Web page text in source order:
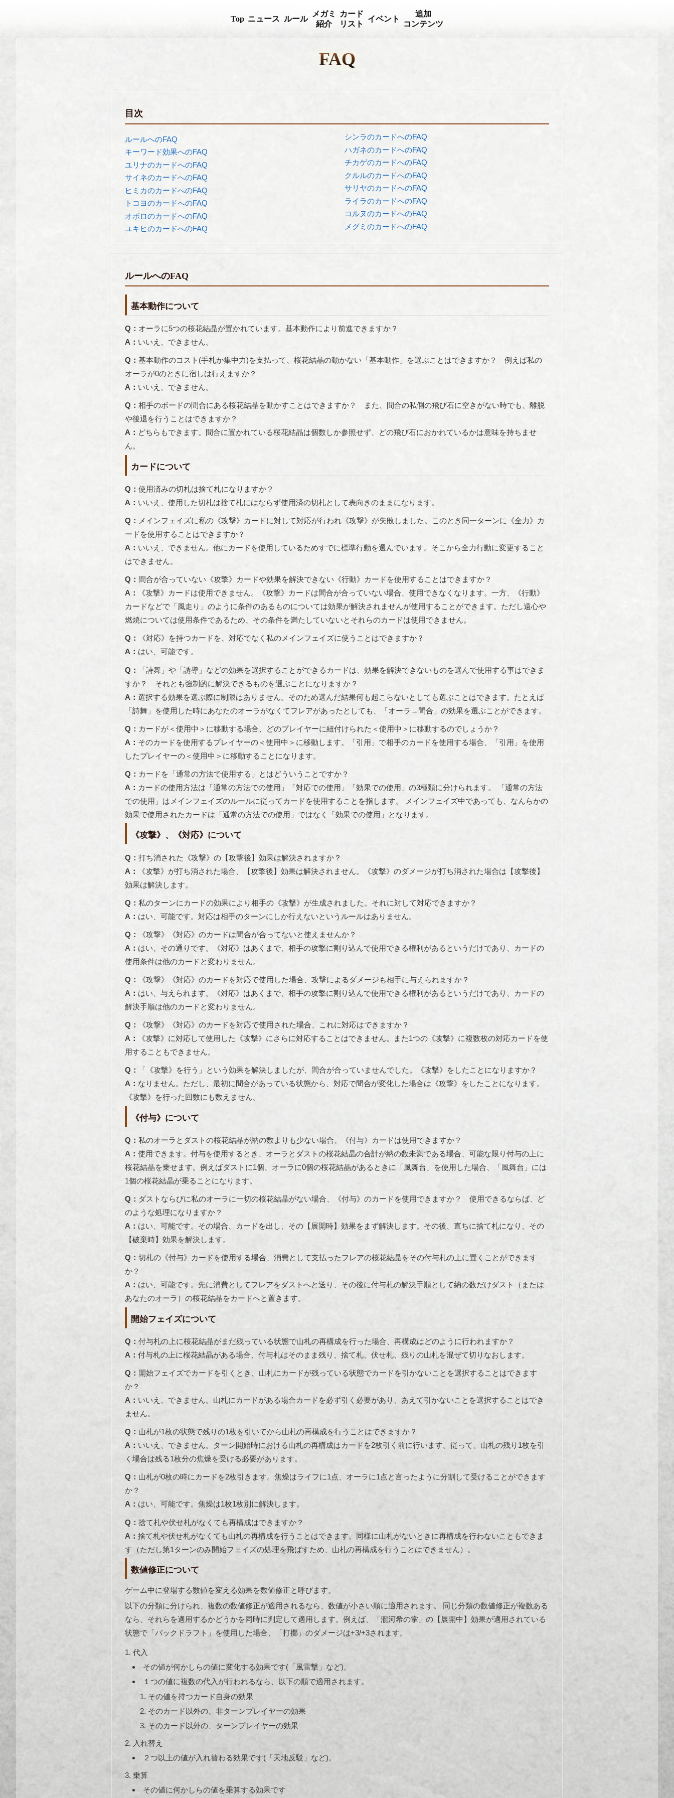
Top ニュース ルール
メガミ
紹介
カード
リスト
イベント
追加
コンテンツ
FAQ
目次
ルールへのFAQ
キーワード効果へのFAQ
ユリナのカードへのFAQ
サイネのカードへのFAQ
ヒミカのカードへのFAQ
トコヨのカードへのFAQ
オボロのカードへのFAQ
ユキヒのカードへのFAQ
シンラのカードへのFAQ
ハガネのカードへのFAQ
チカゲのカードへのFAQ
クルルのカードへのFAQ
サリヤのカードへのFAQ
ライラのカードへのFAQ
コルヌのカードへのFAQ
メグミのカードへのFAQ
ルールへのFAQ
基本動作について
Q： オーラに5つの桜花結晶が置かれています。基本動作により前進できますか？
A： いいえ、できません。
Q： 基本動作のコスト(手札か集中力)を支払って、桜花結晶の動かない「基本動作」を選ぶことはできますか？ 例えば私の
オーラが0のときに宿しは行えますか？
A： いいえ、できません。
Q： 相手のボードの間合にある桜花結晶を動かすことはできますか？ また、間合の私側の飛び石に空きがない時でも、離脱
や後退を行うことはできますか？
A： どちらもできます。間合に置かれている桜花結晶は個数しか参照せず、どの飛び石におかれているかは意味を持ちませ
ん。
カードについて
Q： 使用済みの切札は捨て札になりますか？
A： いいえ、使用した切札は捨て札にはならず使用済の切札として表向きのままになります。
Q： メインフェイズに私の《攻撃》カードに対して対応が行われ《攻撃》が失敗しました。このとき同一ターンに《全力》カ
ードを使用することはできますか？
A： いいえ、できません。他にカードを使用しているためすでに標準行動を選んでいます。そこから全力行動に変更すること
はできません。
Q： 間合が合っていない《攻撃》カードや効果を解決できない《行動》カードを使用することはできますか？
A：
《攻撃》カードは使用できません。《攻撃》カードは間合が合っていない場合、使用できなくなります。一方、《行動》
カードなどで「風走り」のように条件のあるものについては効果が解決されませんが使用することができます。ただし遠心や
燃焼については使用条件であるため、その条件を満たしていないとそれらのカードは使用できません。
Q：
《対応》を持つカードを、対応でなく私のメインフェイズに使うことはできますか？
A： はい、可能です。
Q：
「詩舞」や「誘導」などの効果を選択することができるカードは、効果を解決できないものを選んで使用する事はできま
すか？ それとも強制的に解決できるものを選ぶことになりますか？
A： 選択する効果を選ぶ際に制限はありません。そのため選んだ結果何も起こらないとしても選ぶことはできます。たとえば
「詩舞」を使用した時にあなたのオーラがなくてフレアがあったとしても、「オーラ→間合」の効果を選ぶことができます。
Q： カードが＜使用中＞に移動する場合、どのプレイヤーに紐付けられた＜使用中＞に移動するのでしょうか？
A： そのカードを使用するプレイヤーの＜使用中＞に移動します。「引用」で相手のカードを使用する場合、「引用」を使用
したプレイヤーの＜使用中＞に移動することになります。
Q： カードを「通常の方法で使用する」とはどういうことですか？
A： カードの使用方法は「通常の方法での使用」「対応での使用」「効果での使用」の3種類に分けられます。 「通常の方法
での使用」はメインフェイズのルールに従ってカードを使用することを指します。 メインフェイズ中であっても、なんらかの
効果で使用されたカードは「通常の方法での使用」ではなく「効果での使用」となります。
《攻撃》、《対応》について
Q： 打ち消された《攻撃》の【攻撃後】効果は解決されますか？
A：
《攻撃》が打ち消された場合、【攻撃後】効果は解決されません。《攻撃》のダメージが打ち消された場合は【攻撃後】
効果は解決します。
Q： 私のターンにカードの効果により相手の《攻撃》が生成されました。それに対して対応できますか？
A： はい、可能です。対応は相手のターンにしか行えないというルールはありません。
Q：
《攻撃》《対応》のカードは間合が合ってないと使えませんか？
A： はい、その通りです。《対応》はあくまで、相手の攻撃に割り込んで使用できる権利があるというだけであり、カードの
使用条件は他のカードと変わりません。
Q：
《攻撃》《対応》のカードを対応で使用した場合、攻撃によるダメージも相手に与えられますか？
A： はい、与えられます。《対応》はあくまで、相手の攻撃に割り込んで使用できる権利があるというだけであり、カードの
解決手順は他のカードと変わりません。
Q：
《攻撃》《対応》のカードを対応で使用された場合、これに対応はできますか？
A：
《攻撃》に対応して使用した《攻撃》にさらに対応することはできません。また1つの《攻撃》に複数枚の対応カードを使
用することもできません。
Q：
「《攻撃》を行う」という効果を解決しましたが、間合が合っていませんでした。《攻撃》をしたことになりますか？
A： なりません。ただし、最初に間合があっている状態から、対応で間合が変化した場合は《攻撃》をしたことになります。
《攻撃》を行った回数にも数えません。
《付与》について
Q： 私のオーラとダストの桜花結晶が納の数よりも少ない場合、《付与》カードは使用できますか？
A： 使用できます。付与を使用するとき、オーラとダストの桜花結晶の合計が納の数未満である場合、可能な限り付与の上に
桜花結晶を乗せます。例えばダストに1個、オーラに0個の桜花結晶があるときに「風舞台」を使用した場合、「風舞台」には
1個の桜花結晶が乗ることになります。
Q： ダストならびに私のオーラに一切の桜花結晶がない場合、《付与》のカードを使用できますか？ 使用できるならば、ど
のような処理になりますか？
A： はい、可能です。その場合、カードを出し、その【展開時】効果をまず解決します。その後、直ちに捨て札になり、その
【破棄時】効果を解決します。
Q： 切札の《付与》カードを使用する場合、消費として支払ったフレアの桜花結晶をその付与札の上に置くことができます
か？
A： はい、可能です。先に消費としてフレアをダストへと送り、その後に付与札の解決手順として納の数だけダスト（または
あなたのオーラ）の桜花結晶をカードへと置きます。
開始フェイズについて
Q： 付与札の上に桜花結晶がまだ残っている状態で山札の再構成を行った場合、再構成はどのように行われますか？
A： 付与札の上に桜花結晶がある場合、付与札はそのまま残り、捨て札、伏せ札、残りの山札を混ぜて切りなおします。
Q： 開始フェイズでカードを引くとき、山札にカードが残っている状態でカードを引かないことを選択することはできます
か？
A： いいえ、できません。山札にカードがある場合カードを必ず引く必要があり、あえて引かないことを選択することはでき
ません。
Q： 山札が1枚の状態で残りの1枚を引いてから山札の再構成を行うことはできますか？
A： いいえ、できません。ターン開始時における山札の再構成はカードを2枚引く前に行います。従って、山札の残り1枚を引
く場合は残る1枚分の焦燥を受ける必要があります。
Q： 山札が0枚の時にカードを2枚引きます。焦燥はライフに1点、オーラに1点と言ったように分割して受けることができます
か？
A： はい、可能です。焦燥は1枚1枚別に解決します。
Q： 捨て札や伏せ札がなくても再構成はできますか？
A： 捨て札や伏せ札がなくても山札の再構成を行うことはできます。同様に山札がないときに再構成を行わないこともできま
す（ただし第1ターンのみ開始フェイズの処理を飛ばすため、山札の再構成を行うことはできません）。
数値修正について
ゲーム中に登場する数値を変える効果を数値修正と呼びます。
以下の分類に分けられ、複数の数値修正が適用されるなら、数値が小さい順に適用されます。 同じ分類の数値修正が複数ある
なら、それらを適用するかどうかを同時に判定して適用します。例えば、「瀧河希の掌」の【展開中】効果が適用されている
状態で「バックドラフト」を使用した場合、「打擲」のダメージは+3/+3されます。
代入
その値が何かしらの値に変化する効果です(「風雷撃」など)。
１つの値に複数の代入が行われるなら、以下の順で適用されます。
その値を持つカード自身の効果
そのカード以外の、非ターンプレイヤーの効果
そのカード以外の、ターンプレイヤーの効果
入れ替え
２つ以上の値が入れ替わる効果です(「天地反駁」など)。
乗算
その値に何かしらの値を乗算する効果です